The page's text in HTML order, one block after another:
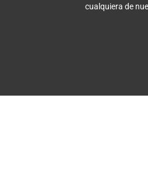
cualquiera de